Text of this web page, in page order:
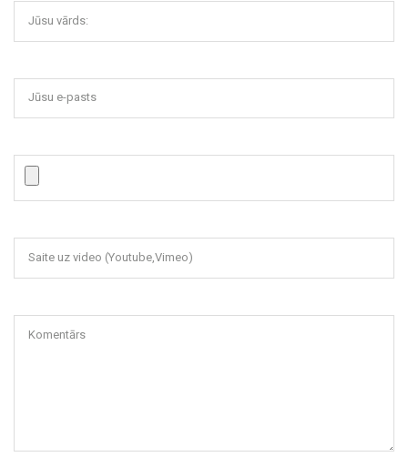
Jūsu vārds:
Jūsu e-pasts
Saite uz video (Youtube,Vimeo)
Komentārs